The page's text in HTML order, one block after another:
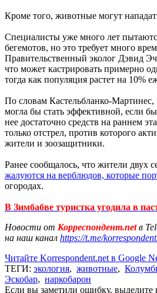
Кроме того, животные могут
Специалисты уже много лет
бегемотов, но это требует много
Правительственный эколог Дэвид
что может кастрировать примерно
тогда как популяция растет на 10%
По словам Кастельбланко-Мартинес,
могла бы стать эффективной, если
нее достаточно средств на раннем
только отстрел, против которого
жители и зоозащитники.
Ранее сообщалось, что жители двух
жалуются на верблюдов, которые
огородах.
В Зимбабве туристка угодила в
Новости от Корреспондент.netв
на наш канал https://t.me/
Читайте Korrespondent.net в Google
ТЕГИ: экология, животные,
Эскобар, наркобарон
Если вы заметили ошибку, выделите